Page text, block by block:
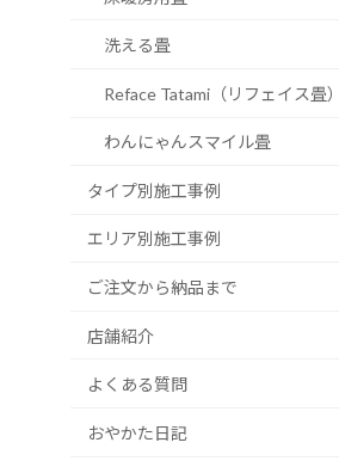
洗える畳
Reface Tatami（リフェイス畳）
わんにゃんスマイル畳
タイプ別施工事例
エリア別施工事例
ご注文から納品まで
店舗紹介
よくある質問
おやかた日記